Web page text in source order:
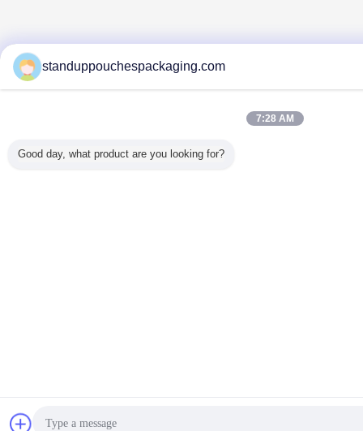
standuppouchespackaging.com
7:28 AM
Good day, what product are you looking for?